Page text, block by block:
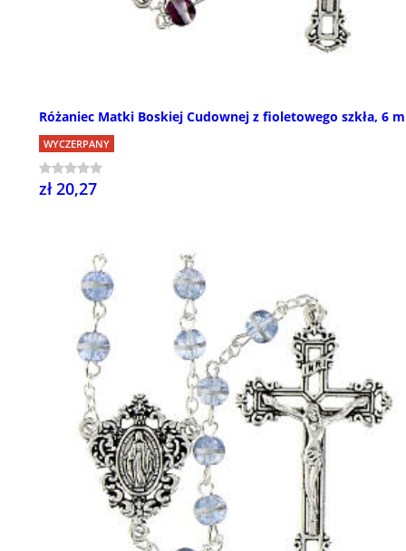
Różaniec Matki Boskiej Cudownej z fioletowego szkła, 6
WYCZERPANY
zł 20,27